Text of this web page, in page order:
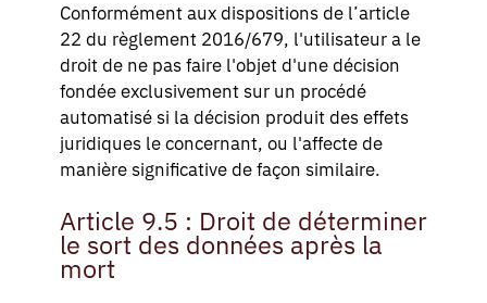
Conformément aux dispositions de l’article
22 du règlement 2016/679, l'utilisateur a le
droit de ne pas faire l'objet d'une décision
fondée exclusivement sur un procédé
automatisé si la décision produit des effets
juridiques le concernant, ou l'affecte de
manière significative de façon similaire.
Article 9.5 : Droit de déterminer
le sort des données après la
mort